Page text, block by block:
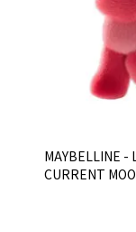
MAYBELLINE -
CURRENT